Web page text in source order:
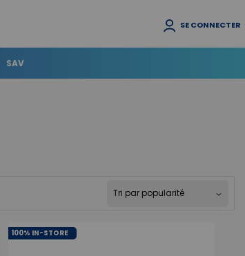
SE CONNECTER
SAV
100% IN-STORE